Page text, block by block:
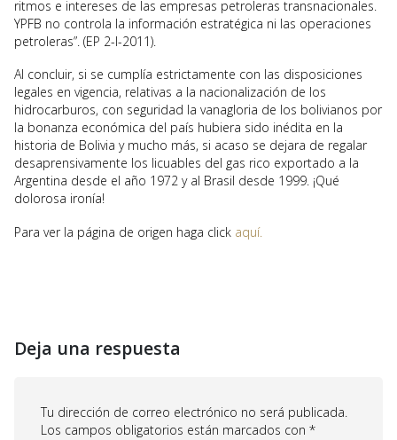
ritmos e intereses de las empresas petroleras transnacionales.
YPFB no controla la información estratégica ni las operaciones
petroleras”. (EP 2-I-2011).
Al concluir, si se cumplía estrictamente con las disposiciones
legales en vigencia, relativas a la nacionalización de los
hidrocarburos, con seguridad la vanagloria de los bolivianos por
la bonanza económica del país hubiera sido inédita en la
historia de Bolivia y mucho más, si acaso se dejara de regalar
desaprensivamente los licuables del gas rico exportado a la
Argentina desde el año 1972 y al Brasil desde 1999. ¡Qué
dolorosa ironía!
Para ver la página de origen haga click aquí.
Deja una respuesta
Tu dirección de correo electrónico no será publicada.
Los campos obligatorios están marcados con *